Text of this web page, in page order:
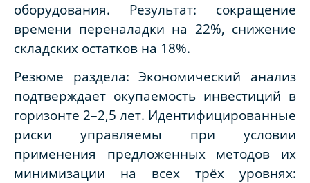
оборудования. Результат: сокращение
времени переналадки на 22%, снижение
складских остатков на 18%.
Резюме раздела: Экономический анализ
подтверждает окупаемость инвестиций в
горизонте 2–2,5 лет. Идентифицированные
риски управляемы при условии
применения предложенных методов их
минимизации на всех трёх уровнях: